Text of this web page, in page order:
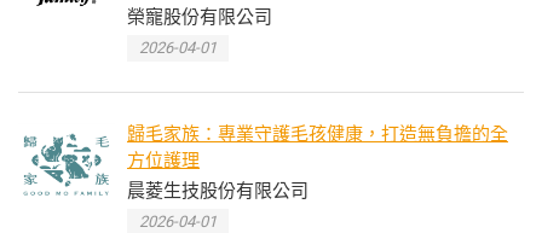
榮寵股份有限公司
2026-04-01
歸毛家族：專業守護毛孩健康，打造無負擔的全
方位護理
晨菱生技股份有限公司
2026-04-01